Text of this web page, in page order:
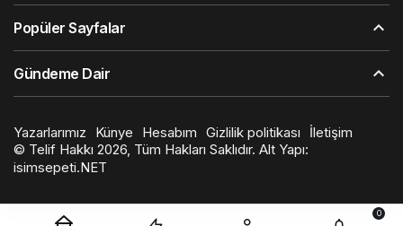
Popüler Sayfalar
Gündeme Dair
Yazarlarımız Künye Hesabım Gizlilik politikası
İletişim
© Telif Hakkı 2026, Tüm Hakları Saklıdır. Alt Yapı:
isimsepeti.NET
0